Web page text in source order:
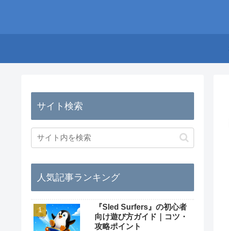
サイト検索
人気記事ランキング
『Sled Surfers』の初心者
向け遊び方ガイド｜コツ・
攻略ポイント